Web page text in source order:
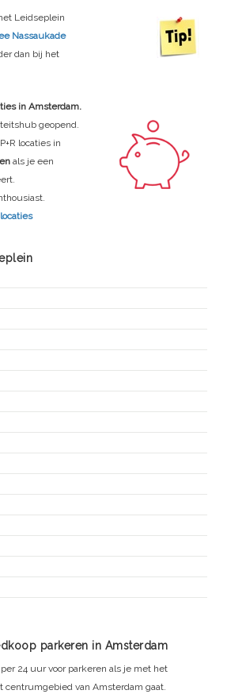
Leidseplein
Nassaukade
dan bij het
in Amsterdam.
geopend.
locaties in
als je een
parkeren in Amsterdam
24 uur voor parkeren als je met het
centrumgebied van Amsterdam gaat.